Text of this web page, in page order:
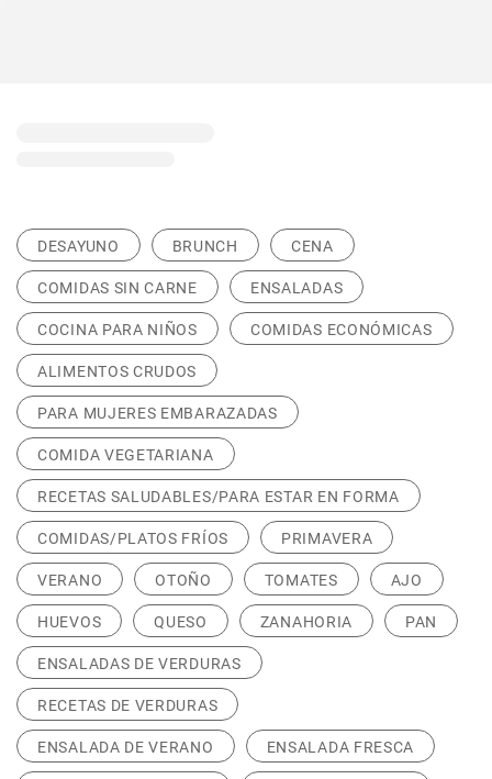
DESAYUNO BRUNCH CENA
COMIDAS SIN CARNE ENSALADAS
COCINA PARA NIÑOS COMIDAS ECONÓMICAS
ALIMENTOS CRUDOS
PARA MUJERES EMBARAZADAS
COMIDA VEGETARIANA
RECETAS SALUDABLES/PARA ESTAR EN FORMA
COMIDAS/PLATOS FRÍOS PRIMAVERA
VERANO OTOÑO TOMATES AJO
HUEVOS QUESO ZANAHORIA PAN
ENSALADAS DE VERDURAS
RECETAS DE VERDURAS
ENSALADA DE VERANO ENSALADA FRESCA